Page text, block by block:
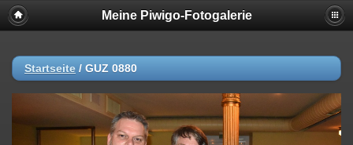
Meine Piwigo-Fotogalerie
Startseite / GUZ 0880